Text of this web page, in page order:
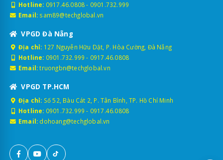
Hotline: 0917.46.0808- 0901.732.999
Email: sam89@techglobal.vn
VPGD Đà Nẵng
Địa chỉ: 127 Nguyễn Hữu Dật, P. Hòa Cường, Đà Nẵng
Hotline: 0901.732.999 - 0917.46.0808
Email: truongbn@techglobal.vn
VPGD TP.HCM
Địa chỉ: Số 52, Bàu Cát 2, P. Tân Bình, TP. Hồ Chí Minh
Hotline: 0901.732.999 - 0917.46.0808
Email: dohoang@techglobal.vn